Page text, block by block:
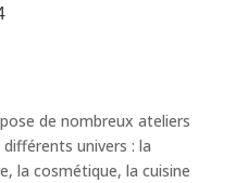
de nombreux ateliers
univers : la
la cosmétique, la cuisine